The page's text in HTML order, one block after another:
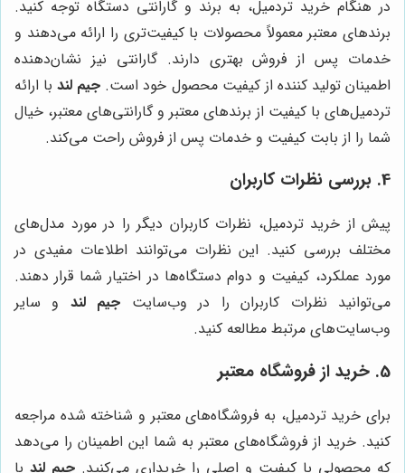
در هنگام خرید تردمیل، به برند و گارانتی دستگاه توجه کنید.
برندهای معتبر معمولاً محصولات با کیفیت‌تری را ارائه می‌دهند و
خدمات پس از فروش بهتری دارند. گارانتی نیز نشان‌دهنده
اطمینان تولید کننده از کیفیت محصول خود است. جیم لندبا ارائه
تردمیل‌های با کیفیت از برندهای معتبر و گارانتی‌های معتبر، خیال
شما را از بابت کیفیت و خدمات پس از فروش راحت می‌کند.
4. بررسی نظرات کاربران
پیش از خرید تردمیل، نظرات کاربران دیگر را در مورد مدل‌های
مختلف بررسی کنید. این نظرات می‌توانند اطلاعات مفیدی در
مورد عملکرد، کیفیت و دوام دستگاه‌ها در اختیار شما قرار دهند.
می‌توانید نظرات کاربران را در وب‌سایت جیم لند و سایر
وب‌سایت‌های مرتبط مطالعه کنید.
5. خرید از فروشگاه معتبر
برای خرید تردمیل، به فروشگاه‌های معتبر و شناخته شده مراجعه
کنید. خرید از فروشگاه‌های معتبر به شما این اطمینان را می‌دهد
که محصولی با کیفیت و اصلی را خریداری می‌کنید. جیم لند با